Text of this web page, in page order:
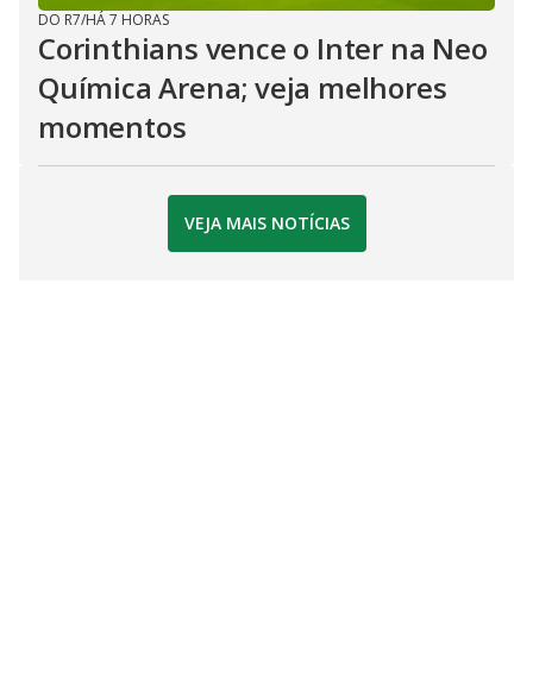
DO R7/HÁ 7 HORAS
Corinthians vence o Inter na Neo
Química Arena; veja melhores
momentos
VEJA MAIS NOTÍCIAS